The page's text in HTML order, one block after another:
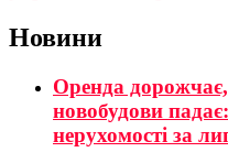
Новини
Оренда
новобудови
нерухомості за